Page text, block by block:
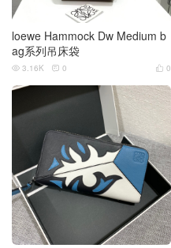
loewe Hammock Dw Medium b
ag系列吊床袋
 0
 3.16K  0